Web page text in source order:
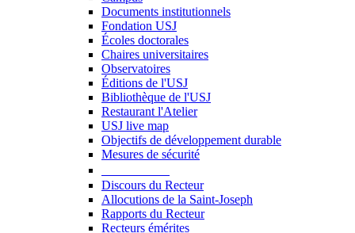
Documents institutionnels
Fondation USJ
Écoles doctorales
Chaires universitaires
Observatoires
Éditions de l'USJ
Bibliothèque de l'USJ
Restaurant l'Atelier
USJ live map
Objectifs de développement durable
Mesures de sécurité
Discours du Recteur
Allocutions de la Saint-Joseph
Rapports du Recteur
Recteurs émérites